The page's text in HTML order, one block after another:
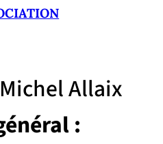
Michel Allaix
: